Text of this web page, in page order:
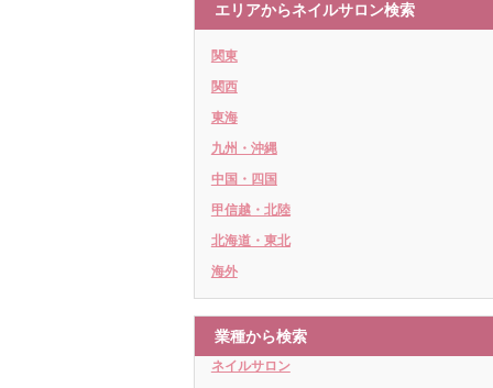
エリアからネイルサロン検索
関東
関西
東海
九州・沖縄
中国・四国
甲信越・北陸
北海道・東北
海外
業種から検索
ネイルサロン